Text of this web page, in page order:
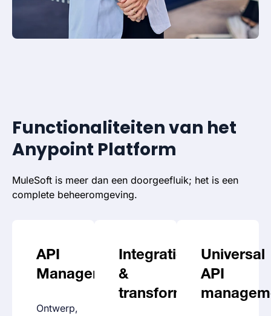
Functionaliteiten van het
Anypoint Platform
MuleSoft is meer dan een doorgeefluik; het is een
complete beheeromgeving.
API
Management
Ontwerp,
Integratie
&
transformatie
Universal
API